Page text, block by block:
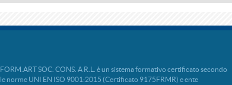
FORM.ART SOC. CONS. A R.L. è un sistema formativo certificato secondo
le norme UNI EN ISO 9001:2015 (Certificato 9175FRMR) e ente